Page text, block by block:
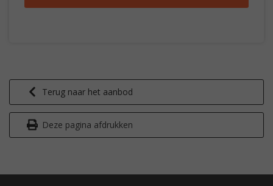
Terug naar het aanbod
Deze pagina afdrukken